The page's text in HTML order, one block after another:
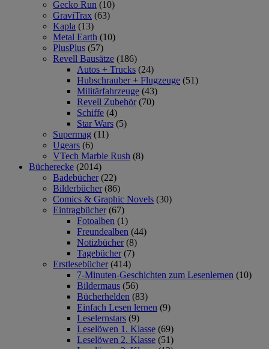
Gecko Run (10)
GraviTrax (63)
Kapla (13)
Metal Earth (10)
PlusPlus (57)
Revell Bausätze (186)
Autos + Trucks (24)
Hubschrauber + Flugzeuge (51)
Militärfahrzeuge (43)
Revell Zubehör (70)
Schiffe (4)
Star Wars (5)
Supermag (11)
Ugears (6)
VTech Marble Rush (8)
Bücherecke (2014)
Badebücher (22)
Bilderbücher (86)
Comics & Graphic Novels (30)
Eintragbücher (67)
Fotoalben (1)
Freundealben (44)
Notizbücher (8)
Tagebücher (7)
Erstlesebücher (414)
7-Minuten-Geschichten zum Lesenlernen (10)
Bildermaus (56)
Bücherhelden (83)
Einfach Lesen lernen (9)
Leselernstars (9)
Leselöwen 1. Klasse (69)
Leselöwen 2. Klasse (51)